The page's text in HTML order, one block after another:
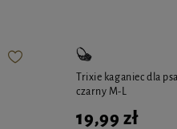
Trixie kaganiec dla
czarny M-L
19,99 zł